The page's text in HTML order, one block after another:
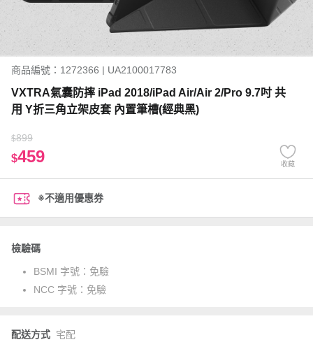
商品編號：1272366 | UA2100017783
VXTRA氣囊防摔 iPad 2018/iPad Air/Air 2/Pro 9.7吋 共
用 Y折三角立架皮套 內置筆槽(經典黑)
$899
$459 收藏
※不適用優惠券
檢驗碼
BSMI 字號： 免驗
NCC 字號： 免驗
配送方式 宅配